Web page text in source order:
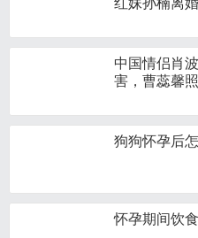
中国情侣肖
害，曹蕊馨
狗狗怀孕后
怀孕期间饮